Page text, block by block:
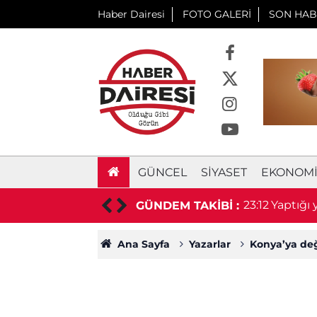
Haber Dairesi FOTO GALERİ SON
GÜNCEL SIYASET
GÜNDEM TAKİBİ :
depo için ihaleye çıkıyor 23:12
Ana Sayfa Yazarlar Konya’ya